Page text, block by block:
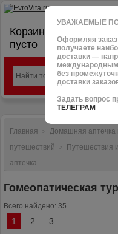
Корзина:
пусто
УВАЖАЕМЫЕ
Оформляя
получаете
доставки —
без
доставки
Задать вопрос
ТЕЛЕГРАМ
Главная >
Домашняя аптечка
путешествий
> Путешествия
аптечка
Гомеопатическая
Всего найдено: 35
1 2 3